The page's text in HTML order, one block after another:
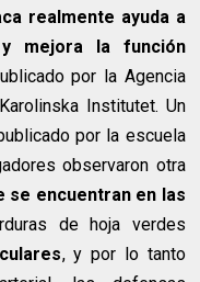
realmente ayuda a
mejora la función
por la Agencia
Institutet. Un
por la escuela
observaron otra
se encuentran en las
de hoja verdes
, y por lo tanto